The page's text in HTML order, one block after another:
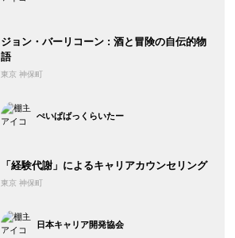
ジョン・バーリコーン : 酒と冒険の自伝的物
語
東京 神保町
ぺいぱばっくらいたー
「経験代謝」によるキャリアカウンセリング
東京 神保町
日本キャリア開発協会